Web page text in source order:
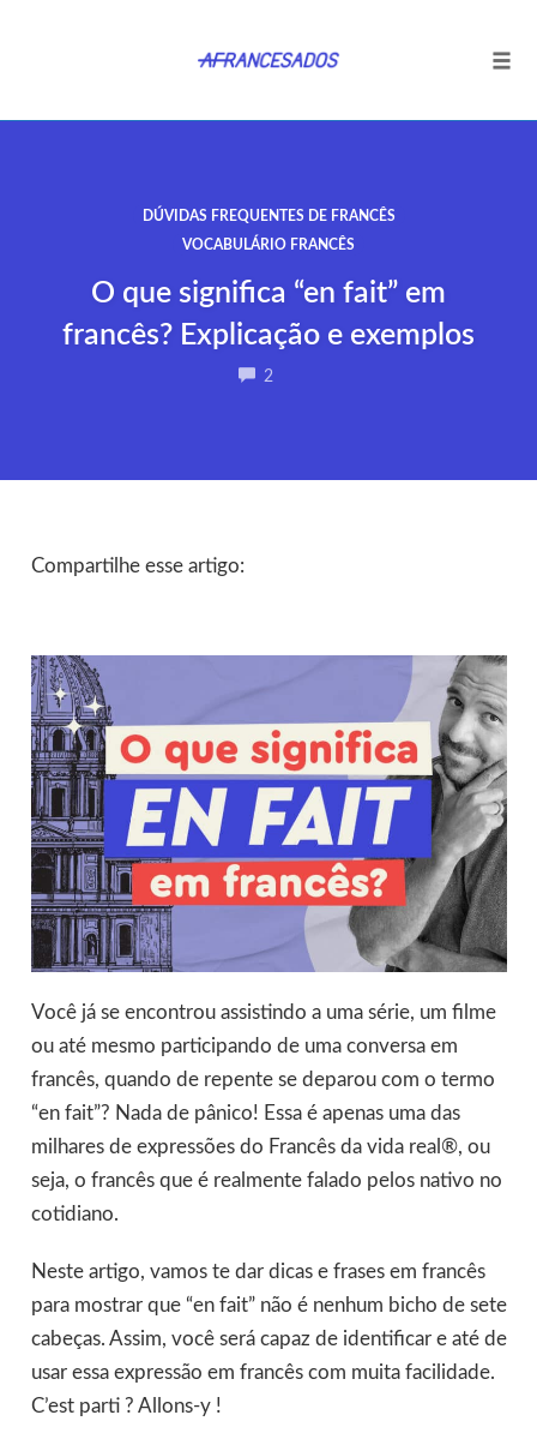
DÚVIDAS FREQUENTES DE FRANCÊS
VOCABULÁRIO FRANCÊS
O que significa “en fait” em
francês? Explicação e exemplos
2
Compartilhe esse artigo:
Você já se encontrou assistindo a uma série, um filme
ou até mesmo participando de uma conversa em
francês, quando de repente se deparou com o termo
“en fait”? Nada de pânico! Essa é apenas uma das
milhares de expressões do Francês da vida real®, ou
seja, o francês que é realmente falado pelos nativo no
cotidiano.
Neste artigo, vamos te dar dicas e frases em francês
para mostrar que “en fait” não é nenhum bicho de sete
cabeças. Assim, você será capaz de identificar e até de
usar essa expressão em francês com muita facilidade.
C’est parti ? Allons-y !